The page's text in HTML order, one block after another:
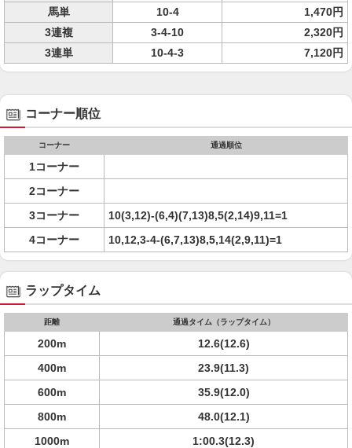
馬単
10-4
1,470円
3連複
3-4-10
2,320円
3連単
10-4-3 7,120円
コーナー順位
コーナー 通過順位
1コーナー
2コーナー
3コーナー
10(3,12)-(6,4)(7,13)8,5(2,14)9,11=1
4コーナー
10,12,3-4-(6,7,13)8,5,14(2,9,11)=1
ラップタイム
距離 通過タイム（ラップタイム）
200m
12.6(12.6)
400m
23.9(11.3)
600m
35.9(12.0)
800m
48.0(12.1)
1000m
1:00.3(12.3)